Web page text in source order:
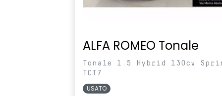
ALFA ROMEO Tonale
Tonale 1.5 Hybrid 130cv
TCT7
USATO